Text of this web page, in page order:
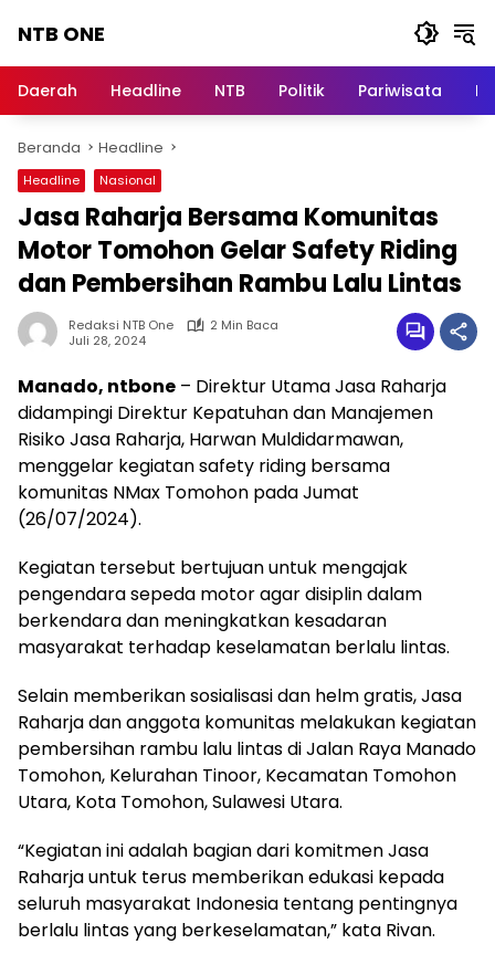
NTB ONE
dan
Berita
Lombok
Daerah Headline NTB Politik Pariwisata
Beranda Headline
Headline Nasional
Jasa Raharja Bersama Komunitas
Motor Tomohon Gelar Safety Riding
dan Pembersihan Rambu Lalu Lintas
Redaksi NTB One
2 Min Baca
Juli 28, 2024
Manado, ntbone – Direktur Utama Jasa Raharja
didampingi Direktur Kepatuhan dan Manajemen
Risiko Jasa Raharja, Harwan Muldidarmawan,
menggelar kegiatan safety riding bersama
komunitas NMax Tomohon pada Jumat
(26/07/2024).
Kegiatan tersebut bertujuan untuk mengajak
pengendara sepeda motor agar disiplin dalam
berkendara dan meningkatkan kesadaran
masyarakat terhadap keselamatan berlalu lintas.
Selain memberikan sosialisasi dan helm gratis, Jasa
Raharja dan anggota komunitas melakukan kegiatan
pembersihan rambu lalu lintas di Jalan Raya Manado
Tomohon, Kelurahan Tinoor, Kecamatan Tomohon
Utara, Kota Tomohon, Sulawesi Utara.
“Kegiatan ini adalah bagian dari komitmen Jasa
Raharja untuk terus memberikan edukasi kepada
seluruh masyarakat Indonesia tentang pentingnya
berlalu lintas yang berkeselamatan,” kata Rivan.